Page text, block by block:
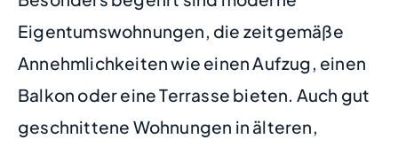
Eigentumswohnungen, die zeitgemäße
Annehmlichkeiten wie einen Aufzug, einen
Balkon oder eine Terrasse bieten. Auch gut
geschnittene Wohnungen in älteren,